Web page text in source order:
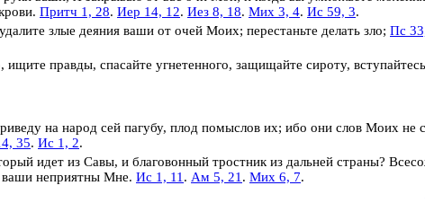
Притч 1, 28. Иер 14, 12. Иез 8, 18. Мих 3, 4. Ис 59, 3.
злые деяния ваши от очей Моих; перестаньте делать зло; Пс
ищите правды, спасайте угнетенного, защищайте сироту,
на народ сей пагубу, плод помыслов их; ибо они слов Моих не
35. Ис 1, 2.
идет из Савы, и благовонный тростник из дальней страны?
неприятны Мне. Ис 1, 11 . Ам 5, 21 . Мих 6, 7.